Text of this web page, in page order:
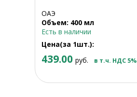
ОАЭ
Объем: 400 мл
Есть в наличии
Цена(за 1шт.):
439.00 руб. в т.ч. НДС 5%